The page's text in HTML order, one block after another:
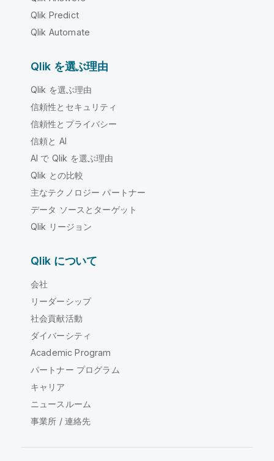
Qlik Predict
Qlik Automate
Qlik を選ぶ理由
Qlik を選ぶ理由
信頼性とセキュリティ
信頼性とプライバシー
信頼と AI
AI で Qlik を選ぶ理由
Qlik との比較
主なテクノロジー パートナー
データ ソースとターゲット
Qlik リージョン
Qlik について
会社
リーダーシップ
社会貢献活動
ダイバーシティ
Academic Program
パートナー プログラム
キャリア
ニュースルーム
事業所 / 連絡先